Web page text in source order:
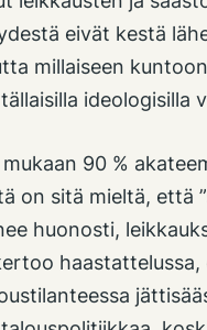
eivät kestä
millaiseen
ideologisilla
90 %
on sitä mieltä, että
huonosti,
haastattelussa,